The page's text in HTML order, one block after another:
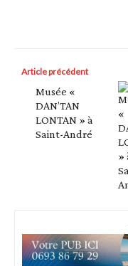
Article précédent
Musée «
DAN’TAN
LONTAN » à
Saint-André